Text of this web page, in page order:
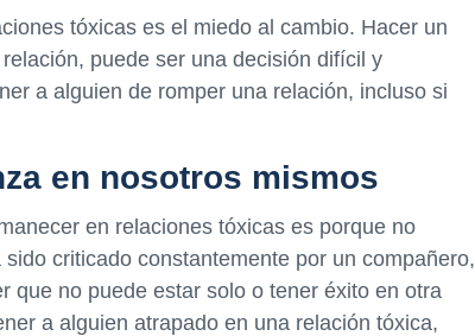
tóxicas es el miedo al cambio. Hacer un
puede ser una decisión difícil y
a alguien de romper una relación, incluso si
en nosotros mismos
en relaciones tóxicas es porque no
criticado constantemente por un compañero,
que no puede estar solo o tener éxito en otra
a alguien atrapado en una relación tóxica,